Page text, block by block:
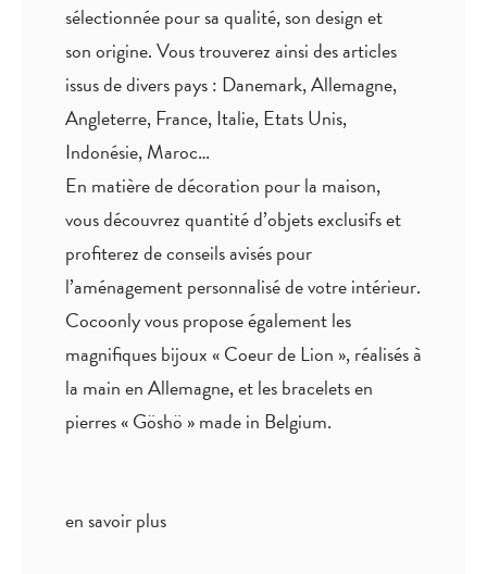
sélectionnée pour sa qualité, son design et
son origine. Vous trouverez ainsi des articles
issus de divers pays : Danemark, Allemagne,
Angleterre, France, Italie, Etats Unis,
Indonésie, Maroc…
En matière de décoration pour la maison,
vous découvrez quantitéd’objets exclusifset
profiterez deconseils aviséspour
l’aménagement personnalisé de votre intérieur.
Cocoonly vous propose également les
magnifiques bijoux « Coeur de Lion », réalisés à
la main en Allemagne, et les bracelets en
pierres « Göshö » made in Belgium.
en savoir plus